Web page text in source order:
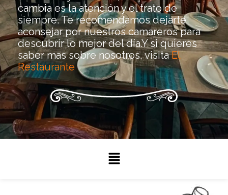
cambia es la atención y el trato de
siempre. Te recomendamos dejarte
aconsejar por nuestros camareros para
descubrir lo mejor del día.Y si quieres
saber mas sobre nosotros, visitaEl
Restaurante
Menú